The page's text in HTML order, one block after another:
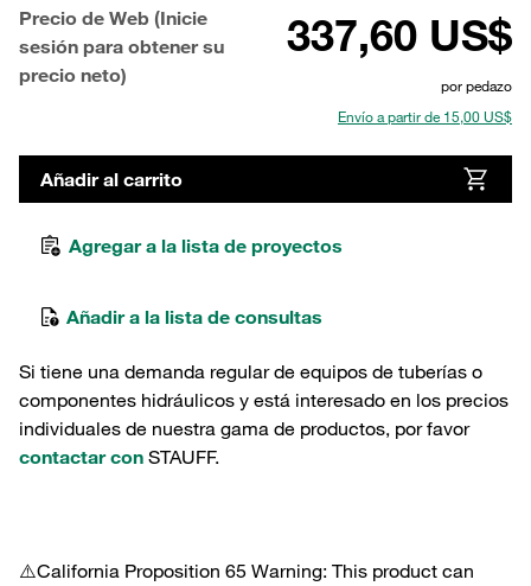
Precio de Web (Inicie
sesión para obtener su
precio neto)
337,60 US$
por pedazo
Envío a partir de 15,00 US$
Añadir al carrito
Agregar a la lista de proyectos
Añadir a la lista de consultas
Si tiene una demanda regular de equipos de tuberías o
componentes hidráulicos y está interesado en los precios
individuales de nuestra gama de productos, por favor
contactar con STAUFF.
⚠️California Proposition 65 Warning: This product can